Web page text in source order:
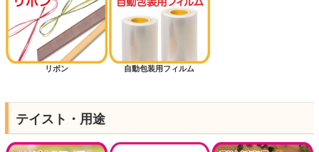
リボン 自動包装用フィルム
テイスト・用途